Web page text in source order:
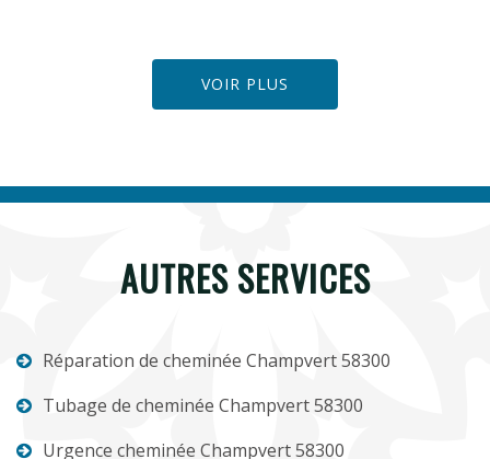
VOIR PLUS
AUTRES SERVICES
Réparation de cheminée Champvert 58300
Tubage de cheminée Champvert 58300
Urgence cheminée Champvert 58300